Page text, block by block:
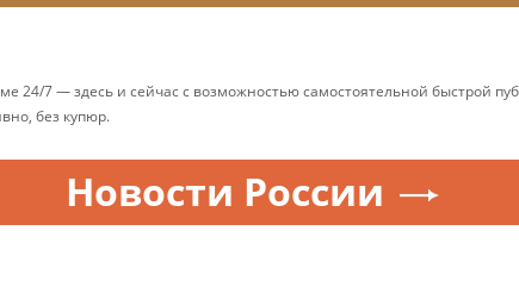
24/7 — здесь и сейчас с возможностью самостоятельной быстрой
без купюр.
Новости России